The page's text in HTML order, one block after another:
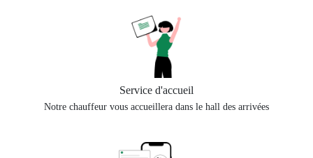
Service d'accueil
Notre chauffeur vous accueillera dans le hall des arrivées